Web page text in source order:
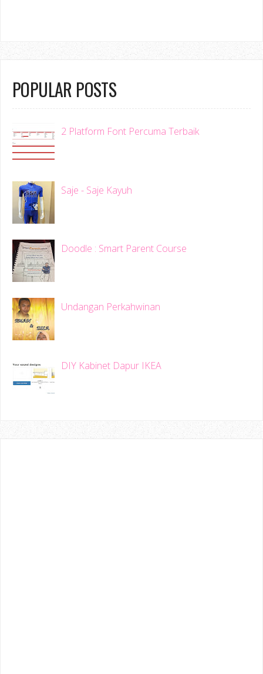
POPULAR POSTS
2 Platform Font Percuma Terbaik
Saje - Saje Kayuh
Doodle : Smart Parent Course
Undangan Perkahwinan
DIY Kabinet Dapur IKEA